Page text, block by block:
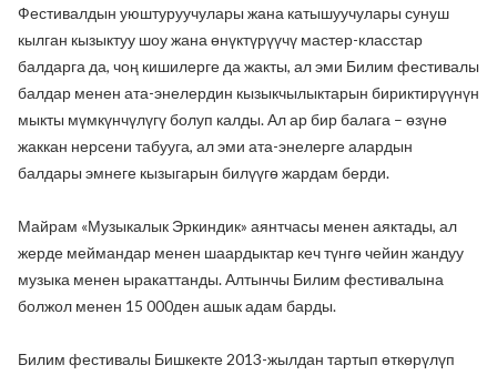
Фестивалдын уюштуруучулары жана катышуучулары сунуш
кылган кызыктуу шоу жана өнүктүрүүчү мастер-класстар
балдарга да, чоң кишилерге да жакты, ал эми Билим фестивалы
балдар менен ата-энелердин кызыкчылыктарын бириктирүүнүн
мыкты мүмкүнчүлүгү болуп калды. Ал ар бир балага – өзүнө
жаккан нерсени табууга, ал эми ата-энелерге алардын
балдары эмнеге кызыгарын билүүгө жардам берди.
Майрам «Музыкалык Эркиндик» аянтчасы менен аяктады, ал
жерде меймандар менен шаардыктар кеч түнгө чейин жандуу
музыка менен ыракаттанды. Алтынчы Билим фестивалына
болжол менен 15 000ден ашык адам барды.
Билим фестивалы Бишкекте 2013-жылдан тартып өткөрүлүп